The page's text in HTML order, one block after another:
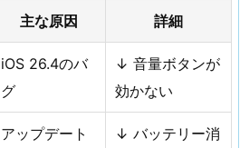
主な原因 詳細
iOS 26.4のバ
グ
↓ 音量ボタンが
効かない
アップデート
↓ バッテリー消